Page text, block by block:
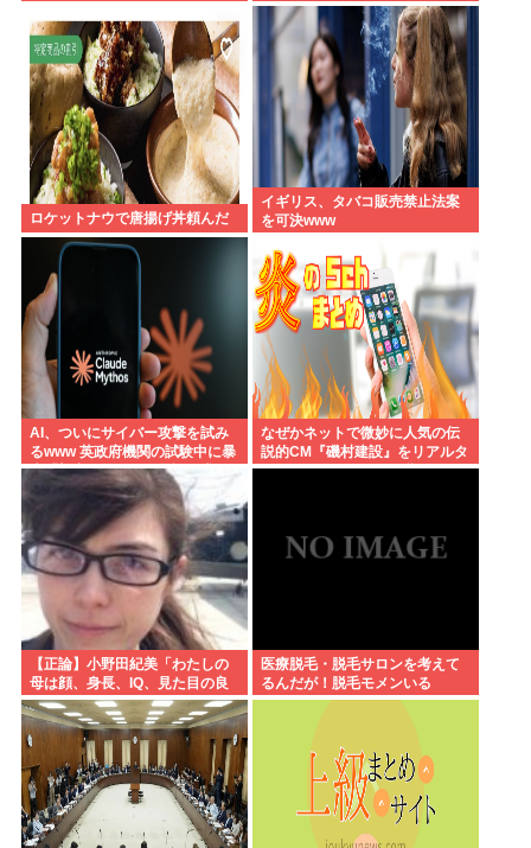
ロケットナウで唐揚げ丼頼んだ
イギリス、タバコ販売禁止法案
を可決www
AI、ついにサイバー攻撃を試み
るwww 英政府機関の試験中に暴
走「架空人物になり承認要求」
なぜかネットで微妙に人気の伝
説的CM『磯村建設』をリアルタ
イムで見たことあるお爺さんモ
【正論】小野田紀美「わたしの
母は顔、身長、IQ、見た目の良
さで白人に股を開いた。ジャッ
プオスを選ばなくてわたしの幸
せがある」
医療脱毛・脱毛サロンを考えて
るんだが！脱毛モメンいる
か？？